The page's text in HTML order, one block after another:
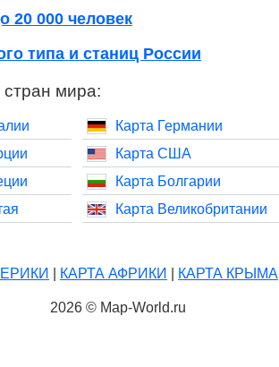
20 000 человек
типа и станиц России
мира:
Карта Германии
Карта США
Карта Болгарии
Карта Великобритании
КАРТА АФРИКИ КАРТА КРЫМА
2026 © Map-World.ru